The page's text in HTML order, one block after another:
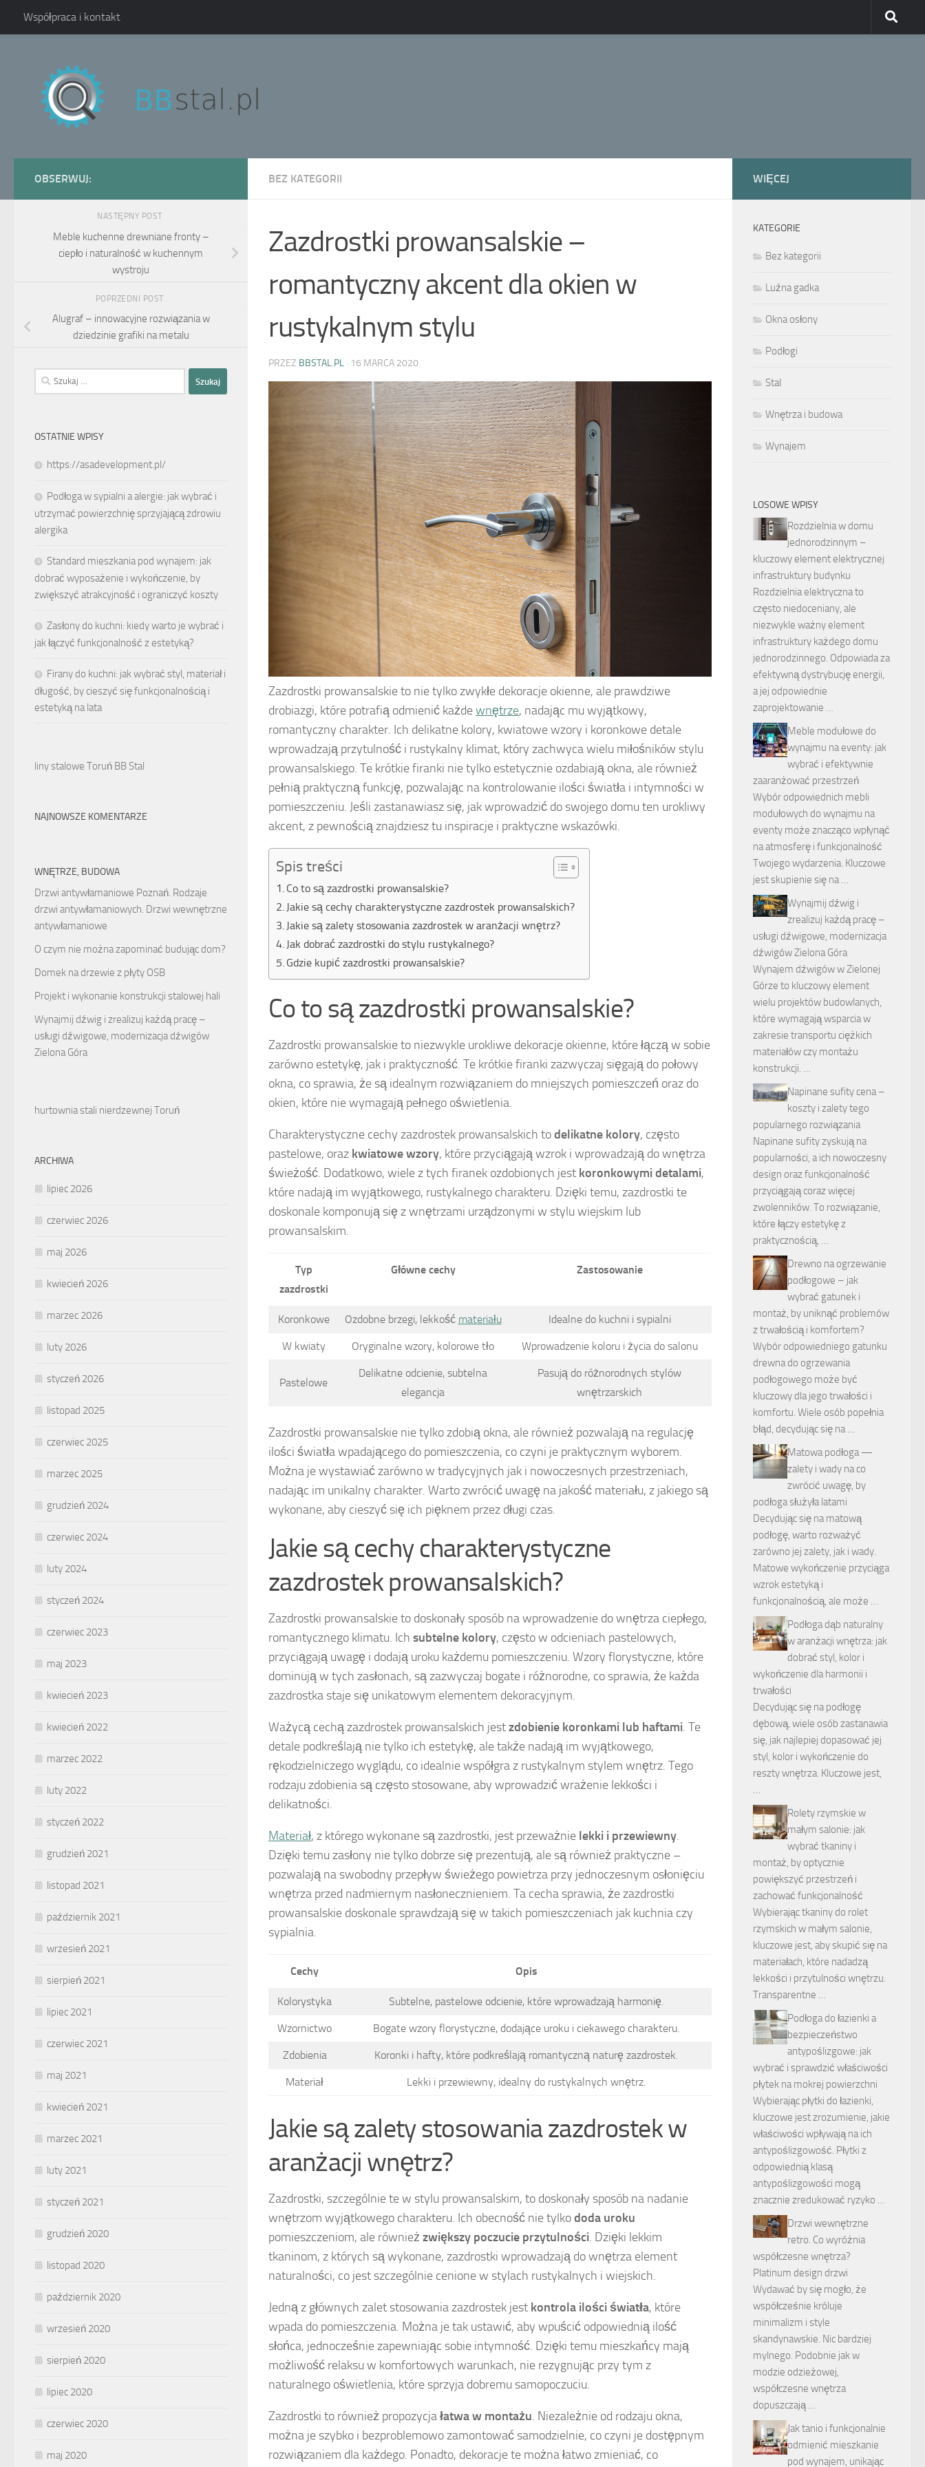
Skip to content
Współpraca i kontakt
BEZ KATEGORII
Zazdrostki prowansalskie –
romantyczny akcent dla okien w
rustykalnym stylu
PRZEZ BBSTAL.PL · 16 MARCA 2020
Zazdrostki prowansalskie to nie tylko zwykłe dekoracje okienne, ale prawdziwe
drobiazgi, które potrafią odmienić każdewnętrze, nadając mu wyjątkowy,
romantyczny charakter. Ich delikatne kolory, kwiatowe wzory i koronkowe detale
wprowadzają przytulność i rustykalny klimat, który zachwyca wielu miłośników stylu
prowansalskiego. Te krótkie firanki nie tylko estetycznie ozdabiają okna, ale również
pełnią praktyczną funkcję, pozwalając na kontrolowanie ilości światła i intymności w
pomieszczeniu. Jeśli zastanawiasz się, jak wprowadzić do swojego domu ten urokliwy
akcent, z pewnością znajdziesz tu inspiracje i praktyczne wskazówki.
Spis treści
Co to są zazdrostki prowansalskie?
Jakie są cechy charakterystyczne zazdrostek prowansalskich?
Jakie są zalety stosowania zazdrostek w aranżacji wnętrz?
Jak dobrać zazdrostki do stylu rustykalnego?
Gdzie kupić zazdrostki prowansalskie?
Co to są zazdrostki prowansalskie?
Zazdrostki prowansalskie to niezwykle urokliwe dekoracje okienne, które łączą w sobie
zarówno estetykę, jak i praktyczność. Te krótkie firanki zazwyczaj sięgają do połowy
okna, co sprawia, że są idealnym rozwiązaniem do mniejszych pomieszczeń oraz do
okien, które nie wymagają pełnego oświetlenia.
Charakterystyczne cechy zazdrostek prowansalskich todelikatne kolory, często
pastelowe, oraz kwiatowe wzory, które przyciągają wzrok i wprowadzają do wnętrza
świeżość. Dodatkowo, wiele z tych firanek ozdobionych jest koronkowymi detalami,
które nadają im wyjątkowego, rustykalnego charakteru. Dzięki temu, zazdrostki te
doskonale komponują się z wnętrzami urządzonymi w stylu wiejskim lub
prowansalskim.
Typ
zazdrostki
Główne cechy Zastosowanie
Koronkowe Ozdobne brzegi, lekkość materiału Idealne do kuchni i sypialni
W kwiaty Oryginalne wzory, kolorowe tło Wprowadzenie koloru i życia do salonu
Pastelowe
Delikatne odcienie, subtelna
elegancja
Pasują do różnorodnych stylów
wnętrzarskich
Zazdrostki prowansalskie nie tylko zdobią okna, ale również pozwalają na regulację
ilości światła wpadającego do pomieszczenia, co czyni je praktycznym wyborem.
Można je wystawiać zarówno w tradycyjnych jak i nowoczesnych przestrzeniach,
nadając im unikalny charakter. Warto zwrócić uwagę na jakość materiału, z jakiego są
wykonane, aby cieszyć się ich pięknem przez długi czas.
Jakie są cechy charakterystyczne
zazdrostek prowansalskich?
Zazdrostki prowansalskie to doskonały sposób na wprowadzenie do wnętrza ciepłego,
romantycznego klimatu. Ich subtelne kolory, często w odcieniach pastelowych,
przyciągają uwagę i dodają uroku każdemu pomieszczeniu. Wzory florystyczne, które
dominują w tych zasłonach, są zazwyczaj bogate i różnorodne, co sprawia, że każda
zazdrostka staje się unikatowym elementem dekoracyjnym.
Ważycą cechą zazdrostek prowansalskich jestzdobienie koronkami lub haftami. Te
detale podkreślają nie tylko ich estetykę, ale także nadają im wyjątkowego,
rękodzielniczego wyglądu, co idealnie współgra z rustykalnym stylem wnętrz. Tego
rodzaju zdobienia są często stosowane, aby wprowadzić wrażenie lekkości i
delikatności.
Materiał, z którego wykonane są zazdrostki, jest przeważnie lekki i przewiewny.
Dzięki temu zasłony nie tylko dobrze się prezentują, ale są również praktyczne –
pozwalają na swobodny przepływ świeżego powietrza przy jednoczesnym osłonięciu
wnętrza przed nadmiernym nasłonecznieniem. Ta cecha sprawia, że zazdrostki
prowansalskie doskonale sprawdzają się w takich pomieszczeniach jak kuchnia czy
sypialnia.
Cechy Opis
Kolorystyka Subtelne, pastelowe odcienie, które wprowadzają harmonię.
Wzornictwo Bogate wzory florystyczne, dodające uroku i ciekawego charakteru.
Zdobienia Koronki i hafty, które podkreślają romantyczną naturę zazdrostek.
Materiał Lekki i przewiewny, idealny do rustykalnych wnętrz.
Jakie są zalety stosowania zazdrostek w
aranżacji wnętrz?
Zazdrostki, szczególnie te w stylu prowansalskim, to doskonały sposób na nadanie
wnętrzom wyjątkowego charakteru. Ich obecność nie tylkododa uroku
pomieszczeniom, ale również zwiększy poczucie przytulności. Dzięki lekkim
tkaninom, z których są wykonane, zazdrostki wprowadzają do wnętrza element
naturalności, co jest szczególnie cenione w stylach rustykalnych i wiejskich.
Jedną z głównych zalet stosowania zazdrostek jest kontrola ilości światła, które
wpada do pomieszczenia. Można je tak ustawić, aby wpuścić odpowiednią ilość
słońca, jednocześnie zapewniając sobie intymność. Dzięki temu mieszkańcy mają
możliwość relaksu w komfortowych warunkach, nie rezygnując przy tym z
naturalnego oświetlenia, które sprzyja dobremu samopoczuciu.
Zazdrostki to również propozycjałatwa w montażu. Niezależnie od rodzaju okna,
można je szybko i bezproblemowo zamontować samodzielnie, co czyni je dostępnym
rozwiązaniem dla każdego. Ponadto, dekoracje te można łatwo zmieniać, co
OBSERWUJ:
NASTĘPNY POST
Meble kuchenne drewniane fronty –
ciepło i naturalność w kuchennym
wystroju
POPRZEDNI POST
Alugraf – innowacyjne rozwiązania w
dziedzinie grafiki na metalu
Szukaj:
OSTATNIE WPISY
https://asadevelopment.pl/
Podłoga w sypialni a alergie: jak wybrać i
utrzymać powierzchnię sprzyjającą zdrowiu
alergika
Standard mieszkania pod wynajem: jak
dobrać wyposażenie i wykończenie, by
zwiększyć atrakcyjność i ograniczyć koszty
Zasłony do kuchni: kiedy warto je wybrać i
jak łączyć funkcjonalność z estetyką?
Firany do kuchni: jak wybrać styl, materiał i
długość, by cieszyć się funkcjonalnością i
estetyką na lata
liny stalowe Toruń BB Stal
NAJNOWSZE KOMENTARZE
WNĘTRZE, BUDOWA
Drzwi antywłamaniowe Poznań. Rodzaje
drzwi antywłamaniowych. Drzwi wewnętrzne
antywłamaniowe
O czym nie można zapominać budując dom?
Domek na drzewie z płyty OSB
Projekt i wykonanie konstrukcji stalowej hali
Wynajmij dźwig i zrealizuj każdą pracę –
usługi dźwigowe, modernizacja dźwigów
Zielona Góra
hurtownia stali nierdzewnej Toruń
ARCHIWA
lipiec 2026
czerwiec 2026
maj 2026
kwiecień 2026
marzec 2026
luty 2026
styczeń 2026
listopad 2025
czerwiec 2025
marzec 2025
grudzień 2024
czerwiec 2024
luty 2024
styczeń 2024
czerwiec 2023
maj 2023
kwiecień 2023
kwiecień 2022
marzec 2022
luty 2022
styczeń 2022
grudzień 2021
listopad 2021
październik 2021
wrzesień 2021
sierpień 2021
lipiec 2021
czerwiec 2021
maj 2021
kwiecień 2021
marzec 2021
luty 2021
styczeń 2021
grudzień 2020
listopad 2020
październik 2020
wrzesień 2020
sierpień 2020
lipiec 2020
czerwiec 2020
maj 2020
WIĘCEJ
KATEGORIE
Bez kategorii
Luźna gadka
Okna osłony
Podłogi
Stal
Wnętrza i budowa
Wynajem
LOSOWE WPISY
Rozdzielnia w domu
jednorodzinnym –
kluczowy element elektrycznej
infrastruktury budynku
Rozdzielnia elektryczna to
często niedoceniany, ale
niezwykle ważny element
infrastruktury każdego domu
jednorodzinnego. Odpowiada za
efektywną dystrybucję energii,
a jej odpowiednie
zaprojektowanie …
Meble modułowe do
wynajmu na eventy: jak
wybrać i efektywnie
zaaranżować przestrzeń
Wybór odpowiednich mebli
modułowych do wynajmu na
eventy może znacząco wpłynąć
na atmosferę i funkcjonalność
Twojego wydarzenia. Kluczowe
jest skupienie się na …
Wynajmij dźwig i
zrealizuj każdą pracę –
usługi dźwigowe, modernizacja
dźwigów Zielona Góra
Wynajem dźwigów w Zielonej
Górze to kluczowy element
wielu projektów budowlanych,
które wymagają wsparcia w
zakresie transportu ciężkich
materiałów czy montażu
konstrukcji. …
Napinane sufity cena –
koszty i zalety tego
popularnego rozwiązania
Napinane sufity zyskują na
popularności, a ich nowoczesny
design oraz funkcjonalność
przyciągają coraz więcej
zwolenników. To rozwiązanie,
które łączy estetykę z
praktycznością, …
Drewno na ogrzewanie
podłogowe – jak
wybrać gatunek i
montaż, by uniknąć problemów
z trwałością i komfortem?
Wybór odpowiedniego gatunku
drewna do ogrzewania
podłogowego może być
kluczowy dla jego trwałości i
komfortu. Wiele osób popełnia
błąd, decydując się na …
Matowa podłoga —
zalety i wady na co
zwrócić uwagę, by
podłoga służyła latami
Decydując się na matową
podłogę, warto rozważyć
zarówno jej zalety, jak i wady.
Matowe wykończenie przyciąga
wzrok estetyką i
funkcjonalnością, ale może …
Podłoga dąb naturalny
w aranżacji wnętrza: jak
dobrać styl, kolor i
wykończenie dla harmonii i
trwałości
Decydując się na podłogę
dębową, wiele osób zastanawia
się, jak najlepiej dopasować jej
styl, kolor i wykończenie do
reszty wnętrza. Kluczowe jest,
…
Rolety rzymskie w
małym salonie: jak
wybrać tkaniny i
montaż, by optycznie
powiększyć przestrzeń i
zachować funkcjonalność
Wybierając tkaniny do rolet
rzymskich w małym salonie,
kluczowe jest, aby skupić się na
materiałach, które nadadzą
lekkości i przytulności wnętrzu.
Transparentne …
Podłoga do łazienki a
bezpieczeństwo
antypoślizgowe: jak
wybrać i sprawdzić właściwości
płytek na mokrej powierzchni
Wybierając płytki do łazienki,
kluczowe jest zrozumienie, jakie
właściwości wpływają na ich
antypoślizgowość. Płytki z
odpowiednią klasą
antypoślizgowości mogą
znacznie zredukować ryzyko …
Drzwi wewnętrzne
retro. Co wyróżnia
współczesne wnętrza?
Platinum design drzwi
Wydawać by się mogło, że
współcześnie króluje
minimalizm i style
skandynawskie. Nic bardziej
mylnego. Podobnie jak w
modzie odzieżowej,
współczesne wnętrza
dopuszczają …
Jak tanio i funkcjonalnie
odmienić mieszkanie
pod wynajem, unikając